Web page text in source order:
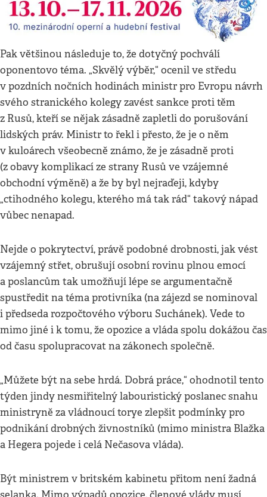
Pak většinou následuje to, že dotyčný pochválí
oponentovo téma. „Skvělý výběr,“ ocenil ve středu
v pozdních nočních hodinách ministr pro Evropu návrh
svého stranického kolegy zavést sankce proti těm
z Rusů, kteří se nějak zásadně zapletli do porušování
lidských práv. Ministr to řekl i přesto, že je o něm
v kuloárech všeobecně známo, že je zásadně proti
(z obavy komplikací ze strany Rusů ve vzájemné
obchodní výměně) a že by byl nejraďeji, kdyby
„ctihodného kolegu, kterého má tak rád“ takový nápad
vůbec nenapad.
Nejde o pokrytectví, právě podobné drobnosti, jak vést
vzájemný střet, obrušují osobní rovinu plnou emocí
a poslancům tak umožňují lépe se argumentačně
spustředit na téma protivníka (na zájezd se nominoval
i předseda rozpočtového výboru Suchánek). Vede to
mimo jiné i k tomu, že opozice a vláda spolu dokážou čas
od času spolupracovat na zákonech společně.
„Můžete být na sebe hrdá. Dobrá práce,“ ohodnotil tento
týden jindy nesmiřitelný labouristický poslanec snahu
ministryně za vládnoucí torye zlepšit podmínky pro
podnikání drobných živnostníků (mimo ministra Blažka
a Hegera pojede i celá Nečasova vláda).
Být ministrem v britském kabinetu přitom není žadná